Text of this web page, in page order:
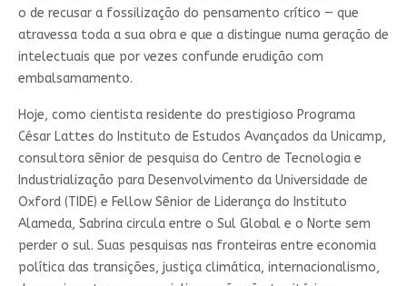
o de recusar a fossilização do pensamento crítico — que
atravessa toda a sua obra e que a distingue numa geração de
intelectuais que por vezes confunde erudição com
embalsamamento.
Hoje, como cientista residente do prestigioso Programa
César Lattes do Instituto de Estudos Avançados da Unicamp,
consultora sênior de pesquisa do Centro de Tecnologia e
Industrialização para Desenvolvimento da Universidade de
Oxford (TIDE) e Fellow Sênior de Liderança do Instituto
Alameda, Sabrina circula entre o Sul Global e o Norte sem
perder o sul. Suas pesquisas nas fronteiras entre economia
política das transições, justiça climática, internacionalismo,